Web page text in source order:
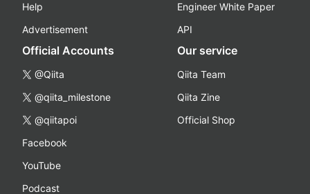
Help
Advertisement
Engineer White Paper
API
Official Accounts
@Qiita
@qiita_milestone
@qiitapoi
Facebook
YouTube
Podcast
Our service
Qiita Team
Qiita Zine
Official Shop